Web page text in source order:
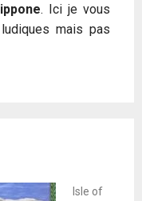
. Ici je vous
mais pas
Isle of